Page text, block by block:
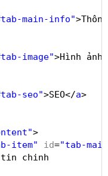
main-info"
image">Hình
seo">SEO</a>
>
item" id="tab-
tin chinh